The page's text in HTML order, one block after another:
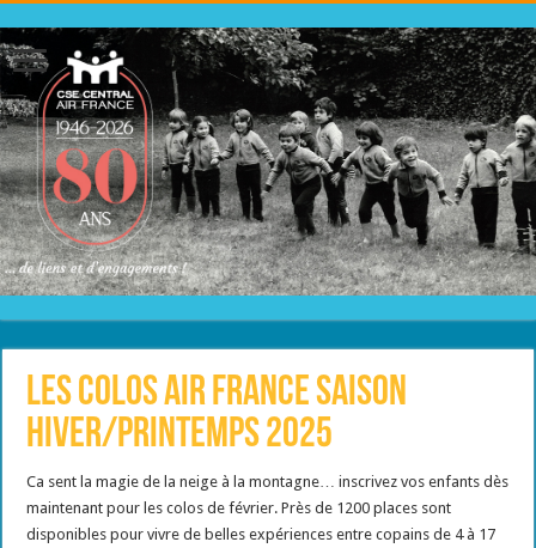
Les colos Air France saison
hiver/printemps 2025
Ca sent la magie de la neige à la montagne… inscrivez vos enfants dès
maintenant pour les colos de février. Près de 1200 places sont
disponibles pour vivre de belles expériences entre copains de 4 à 17